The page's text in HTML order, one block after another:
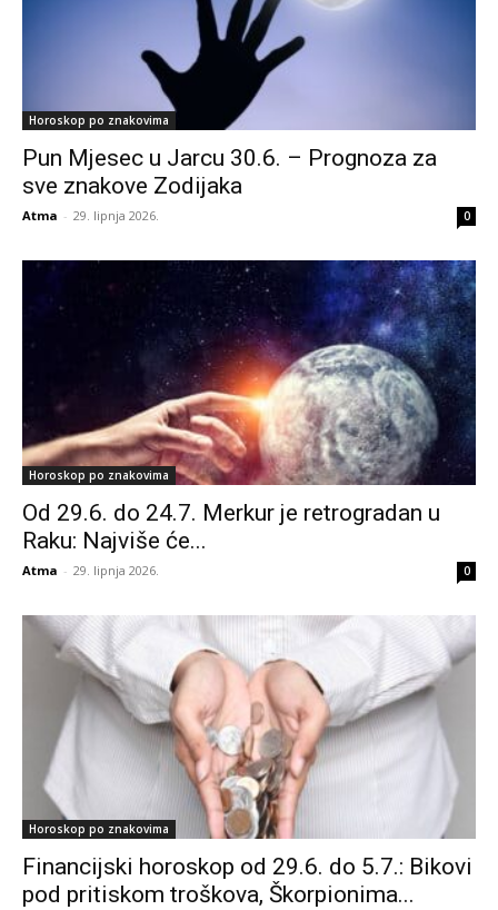
Horoskop po znakovima
Pun Mjesec u Jarcu 30.6. – Prognoza za
sve znakove Zodijaka
Atma - 29. lipnja 2026. 0
Horoskop po znakovima
Od 29.6. do 24.7. Merkur je retrogradan u
Raku: Najviše će...
Atma - 29. lipnja 2026. 0
Horoskop po znakovima
Financijski horoskop od 29.6. do 5.7.: Bikovi
pod pritiskom troškova, Škorpionima...